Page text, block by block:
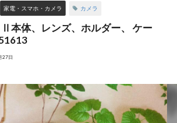
家電・スマホ・カメラ カメラ
Ⅱ本体、レンズ、ホルダー、 ケー
27日